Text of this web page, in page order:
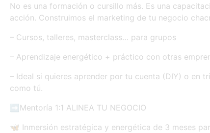
No es una formación o cursillo más. Es una
acción. Construimos el marketing de tu negocio
– Cursos, talleres, masterclass… para grupos
– Aprendizaje energético + práctico con otras
– Ideal si quieres aprender por tu cuenta (DIY) o en
como tú.
➡️Mentoría 1:1 ALINEA TU NEGOCIO
🦋 Inmersión estratégica y energética de 3 meses